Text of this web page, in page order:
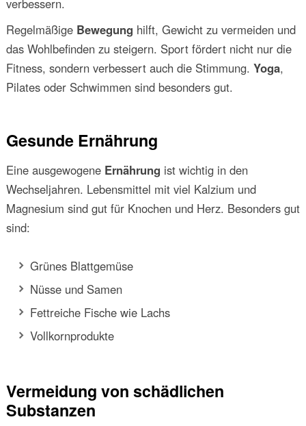
verbessern.
Regelmäßige Bewegung hilft, Gewicht zu vermeiden und
das Wohlbefinden zu steigern. Sport fördert nicht nur die
Fitness, sondern verbessert auch die Stimmung. Yoga,
Pilates oder Schwimmen sind besonders gut.
Gesunde Ernährung
Eine ausgewogene Ernährung ist wichtig in den
Wechseljahren. Lebensmittel mit viel Kalzium und
Magnesium sind gut für Knochen und Herz. Besonders gut
sind:
Grünes Blattgemüse
Nüsse und Samen
Fettreiche Fische wie Lachs
Vollkornprodukte
Vermeidung von schädlichen
Substanzen